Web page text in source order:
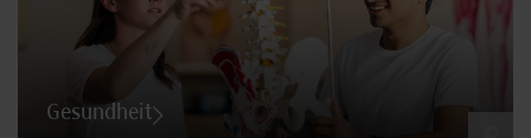
Gesundheit